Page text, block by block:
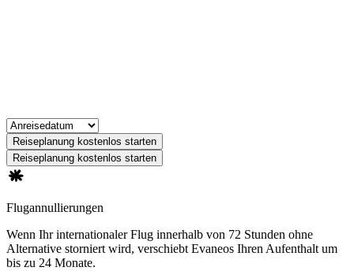
Reiseplanung kostenlos starten
Reiseplanung kostenlos starten
Flugannullierungen
Wenn Ihr internationaler Flug innerhalb von 72 Stunden ohne
Alternative storniert wird, verschiebt Evaneos Ihren Aufenthalt um
bis zu 24 Monate.